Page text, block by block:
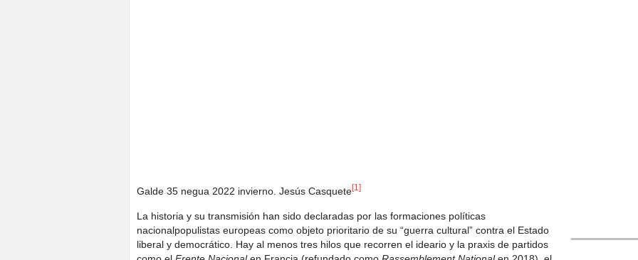
Galde 35 negua 2022 invierno. Jesús Casquete[1]
La historia y su transmisión han sido declaradas por las formaciones políticas
nacionalpopulistas europeas como objeto prioritario de su “guerra cultural” contra el Estado
liberal y democrático. Hay al menos tres hilos que recorren el ideario y la praxis de partidos